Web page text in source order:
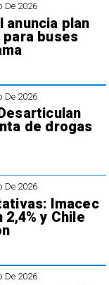
De 2026
anuncia plan
buses
De 2026
de drogas
De 2026
Imacec
2,4% y Chile
De 2026